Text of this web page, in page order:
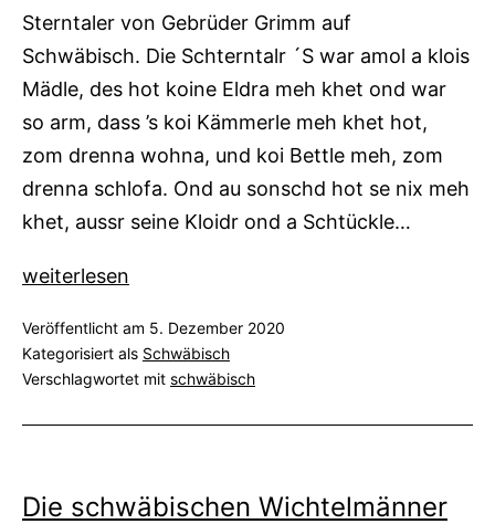
Sterntaler von Gebrüder Grimm auf
Schwäbisch. Die Schterntalr ´S war amol a klois
Mädle, des hot koine Eldra meh khet ond war
so arm, dass ’s koi Kämmerle meh khet hot,
zom drenna wohna, und koi Bettle meh, zom
drenna schlofa. Ond au sonschd hot se nix meh
khet, aussr seine Kloidr ond a Schtückle…
Die
auf
Schwäbisch
weiterlesen
Veröffentlicht am 5. Dezember 2020
Kategorisiert als Schwäbisch
Verschlagwortet mit schwäbisch
Die schwäbischen Wichtelmänner